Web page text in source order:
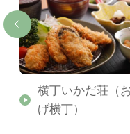
横丁いかだ荘（
げ横丁）